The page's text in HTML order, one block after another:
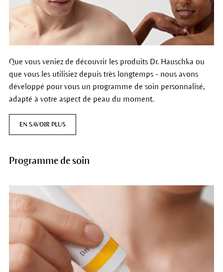
Que vous veniez de découvrir les produits Dr. Hauschka ou
que vous les utilisiez depuis très longtemps - nous avons
développé pour vous un programme de soin personnalisé,
adapté à votre aspect de peau du moment.
EN SAVOIR PLUS
Programme de soin